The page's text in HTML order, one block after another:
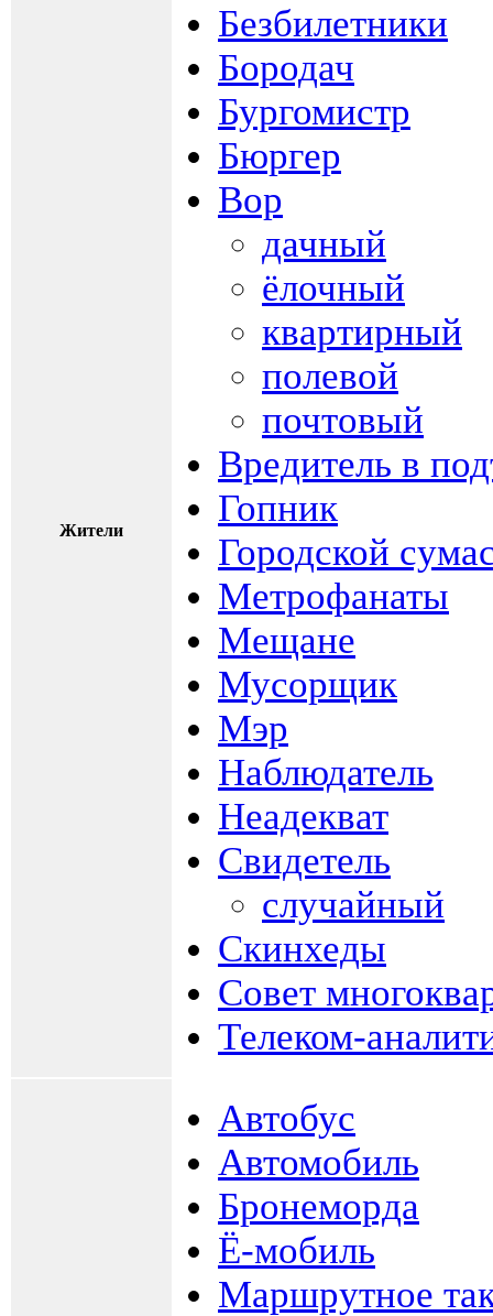
Жители
Безбилетники
Бородач
Бургомистр
Бюргер
Вор
дачный
ёлочный
квартирный
полевой
почтовый
Вредитель в
Гопник
Городской
Метрофанаты
Мещане
Мусорщик
Мэр
Наблюдатель
Неадекват
Свидетель
случайный
Скинхеды
Совет
Телеком-
Автобус
Автомобиль
Бронеморда
Ё-мобиль
Маршрутное